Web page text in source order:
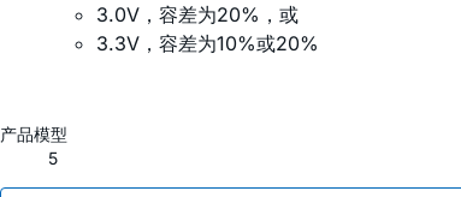
3.0V，容差为20%，或
3.3V，容差为10%或20%
产品模型
5